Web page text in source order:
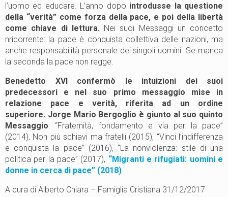
l’uomo ed educare. L’anno dopo introdusse la questione
della “verità” come forza della pace, e poi della libertà
come chiave di lettura. Nei suoi Messaggi un concetto
nricorrente: la pace è conquista collettiva delle nazioni, ma
anche responsabilità personale dei singoli uomini. Se manca
la seconda la pace non regge.
Benedetto XVI confermò le intuizioni dei suoi
predecessori e nel suo primo messaggio mise in
relazione pace e verità, riferita ad un ordine
superiore. Jorge Mario Bergoglio è giunto al suo quinto
Messaggio: “Fraternità, fondamento e via per la pace”
(2014), Non più schiavi ma fratelli (2015), “Vinci l’indifferenza
e conquista la pace” (2016), “La nonviolenza: stile di una
politica per la pace” (2017), “Migranti e rifugiati: uomini e
donne in cerca di pace” (2018)
A cura di Alberto Chiara – Famiglia Cristiana 31/12/2017